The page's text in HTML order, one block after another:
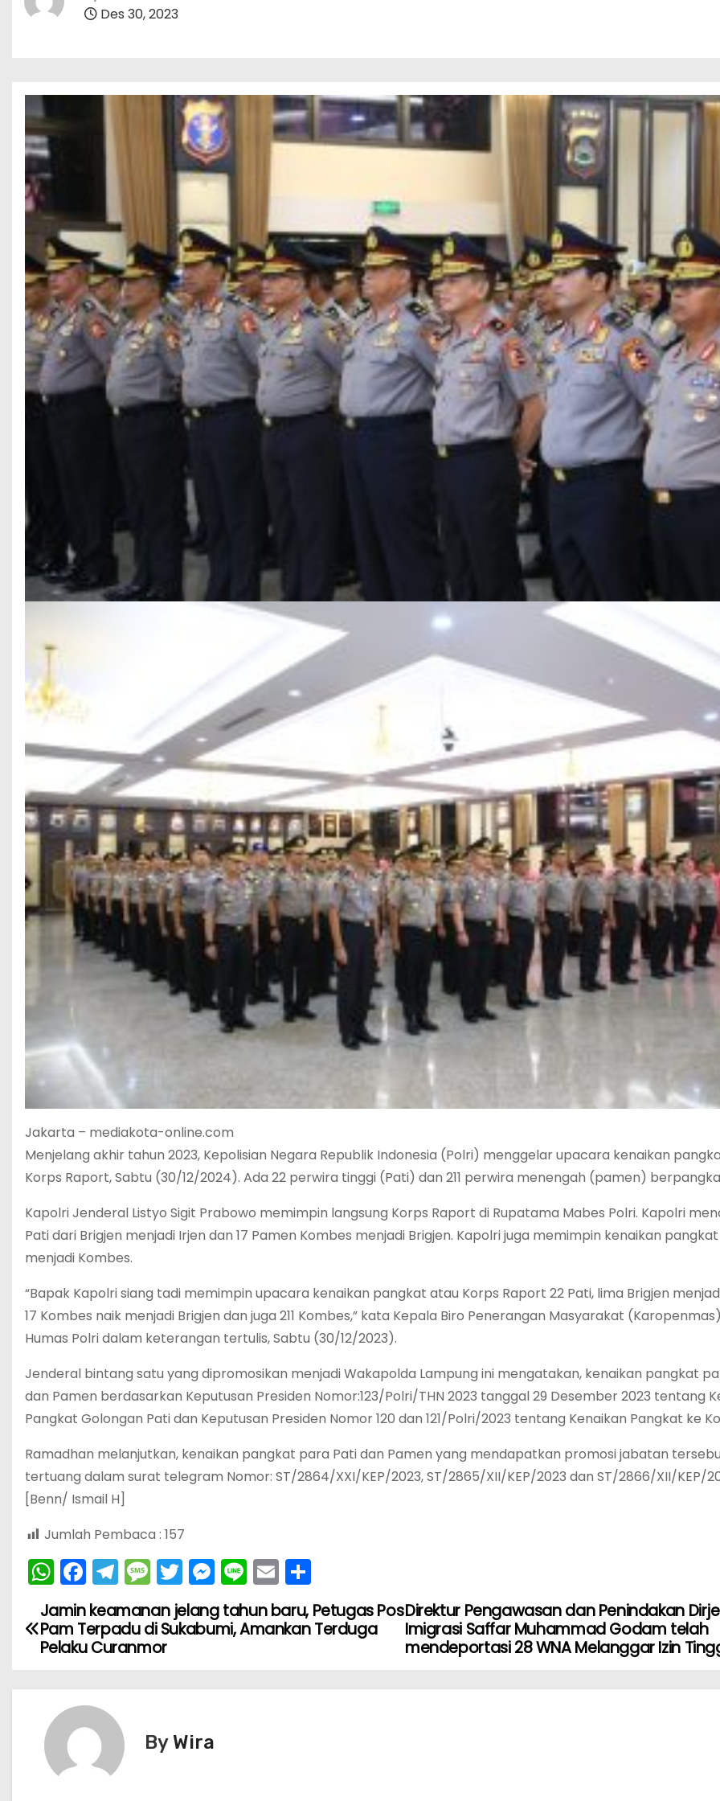
Des 30, 2023
Jakarta – mediakota-online.com
Menjelang akhir tahun 2023, Kepolisian Negara Republik Indonesia (Polri) menggelar upacara kenaikan
Korps Raport, Sabtu (30/12/2024). Ada 22 perwira tinggi (Pati) dan 211 perwira menengah (pamen)
Kapolri Jenderal Listyo Sigit Prabowo memimpin langsung Korps Raport di Rupatama Mabes Polri. Kapolri
Pati dari Brigjen menjadi Irjen dan 17 Pamen Kombes menjadi Brigjen. Kapolri juga memimpin kenaikan pangkat
menjadi Kombes.
“Bapak Kapolri siang tadi memimpin upacara kenaikan pangkat atau Korps Raport 22 Pati, lima Brigjen
17 Kombes naik menjadi Brigjen dan juga 211 Kombes,” kata Kepala Biro Penerangan Masyarakat
Humas Polri dalam keterangan tertulis, Sabtu (30/12/2023).
Jenderal bintang satu yang dipromosikan menjadi Wakapolda Lampung ini mengatakan, kenaikan pangkat
dan Pamen berdasarkan Keputusan Presiden Nomor:123/Polri/THN 2023 tanggal 29 Desember 2023 tentang
Pangkat Golongan Pati dan Keputusan Presiden Nomor 120 dan 121/Polri/2023 tentang Kenaikan Pangkat ke
Ramadhan melanjutkan, kenaikan pangkat para Pati dan Pamen yang mendapatkan promosi jabatan
tertuang dalam surat telegram Nomor: ST/2864/XXI/KEP/2023, ST/2865/XII/KEP/2023 dan ST/2866/XII/KEP/
[Benn/ Ismail H]
Jumlah Pembaca : 157
W
h
a
ts
p
p
F
a
c
e
o
o
k
T
el
e
gr
m
M
e
s
s
g
e
T
w
itt
M
e
s
n
Li
n
e
E
m
ai
h
ar
N
v
Direktur Pengawasan dan Penindakan
Imigrasi Saffar Muhammad Godam telah
mendeportasi 28 WNA Melanggar Izin
Jamin keamanan jelang tahun baru, Petugas Pos
Pam Terpadu di Sukabumi, Amankan Terduga
Pelaku Curanmor
By Wira